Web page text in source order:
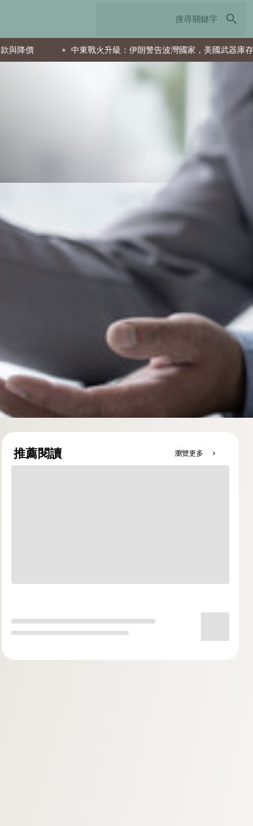
search
東戰火升級：伊朗警告波灣國家，美國武器庫存急遽下降釀全球隱
推薦閱讀 瀏覽更多 chevron_right